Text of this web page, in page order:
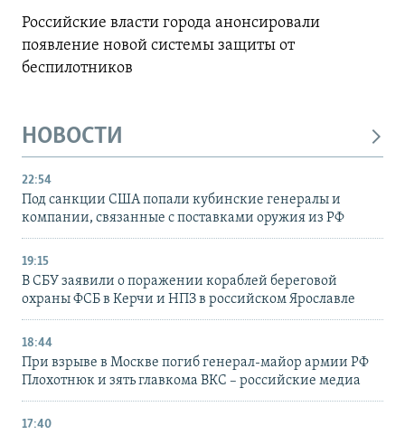
Российские власти города анонсировали
появление новой системы защиты от
беспилотников
НОВОСТИ
22:54
Под санкции США попали кубинские генералы и
компании, связанные с поставками оружия из РФ
19:15
В СБУ заявили о поражении кораблей береговой
охраны ФСБ в Керчи и НПЗ в российском Ярославле
18:44
При взрыве в Москве погиб генерал-майор армии РФ
Плохотнюк и зять главкома ВКС – российские медиа
17:40